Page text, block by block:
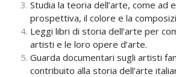
Studia la teoria dell’arte, come ad
prospettiva, il colore e la
Leggi libri di storia dell’arte per
artisti e le loro opere d’arte.
Guarda documentari sugli artisti
contribuito alla storia dell’arte